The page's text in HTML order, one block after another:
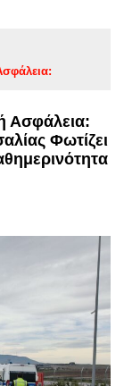
Ασφάλεια:
Φωτίζει